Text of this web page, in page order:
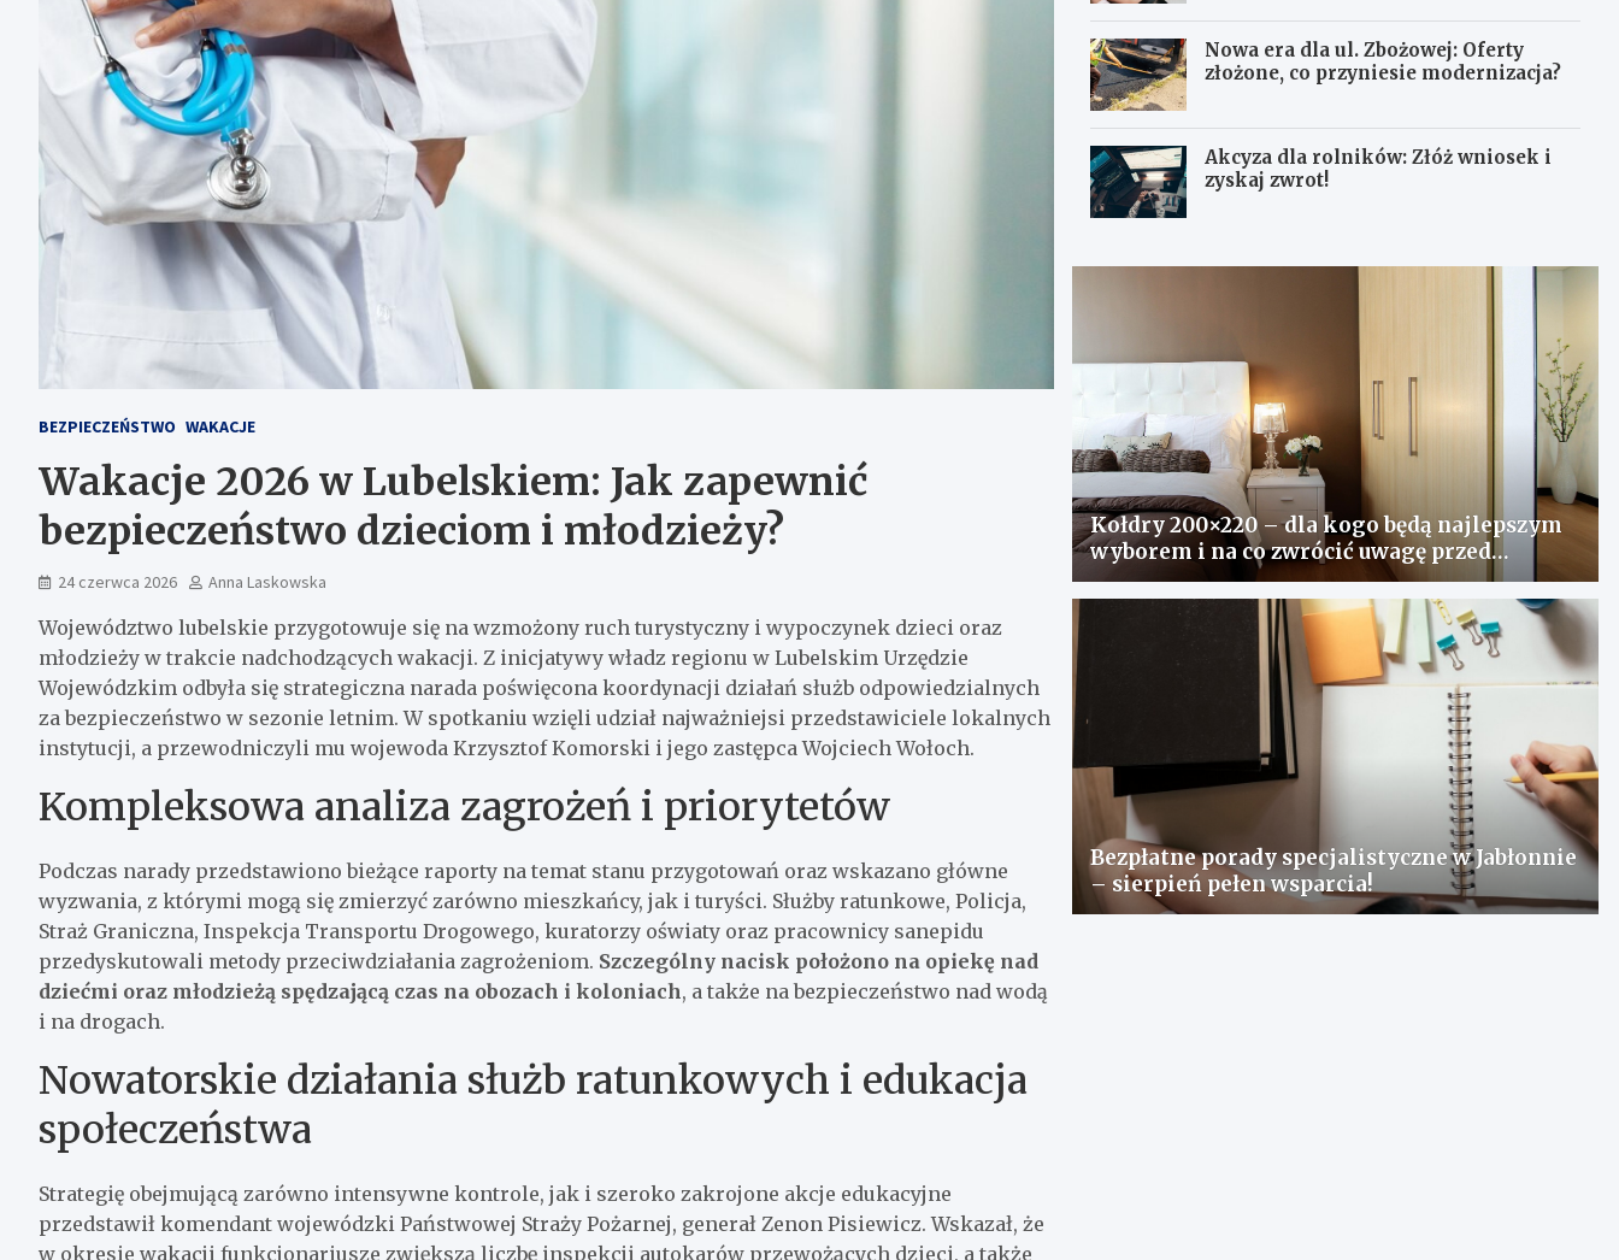
BEZPIECZEŃSTWO WAKACJE
Wakacje 2026 w Lubelskiem: Jak zapewnić
bezpieczeństwo dzieciom i młodzieży?
24 czerwca 2026 Anna Laskowska
Województwo lubelskie przygotowuje się na wzmożony ruch turystyczny i wypoczynek dzieci oraz
młodzieży w trakcie nadchodzących wakacji. Z inicjatywy władz regionu w Lubelskim Urzędzie
Wojewódzkim odbyła się strategiczna narada poświęcona koordynacji działań służb odpowiedzialnych
za bezpieczeństwo w sezonie letnim. W spotkaniu wzięli udział najważniejsi przedstawiciele lokalnych
instytucji, a przewodniczyli mu wojewoda Krzysztof Komorski i jego zastępca Wojciech Wołoch.
Kompleksowa analiza zagrożeń i priorytetów
Podczas narady przedstawiono bieżące raporty na temat stanu przygotowań oraz wskazano główne
wyzwania, z którymi mogą się zmierzyć zarówno mieszkańcy, jak i turyści. Służby ratunkowe, Policja,
Straż Graniczna, Inspekcja Transportu Drogowego, kuratorzy oświaty oraz pracownicy sanepidu
przedyskutowali metody przeciwdziałania zagrożeniom. Szczególny nacisk położono na opiekę nad
dziećmi oraz młodzieżą spędzającą czas na obozach i koloniach, a także na bezpieczeństwo nad wodą
i na drogach.
Nowatorskie działania służb ratunkowych i edukacja
społeczeństwa
Strategię obejmującą zarówno intensywne kontrole, jak i szeroko zakrojone akcje edukacyjne
przedstawił komendant wojewódzki Państwowej Straży Pożarnej, generał Zenon Pisiewicz. Wskazał, że
w okresie wakacji funkcjonariusze zwiększą liczbę inspekcji autokarów przewożących dzieci, a także
Nowa era dla ul. Zbożowej: Oferty
złożone, co przyniesie modernizacja?
Akcyza dla rolników: Złóż wniosek i
zyskaj zwrot!
Kołdry 200×220 – dla kogo będą najlepszym
wyborem i na co zwrócić uwagę przed
zakupem?
Bezpłatne porady specjalistyczne w Jabłonnie
– sierpień pełen wsparcia!